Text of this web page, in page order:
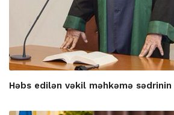
Həbs edilən vəkil məhkəmə sədrinin